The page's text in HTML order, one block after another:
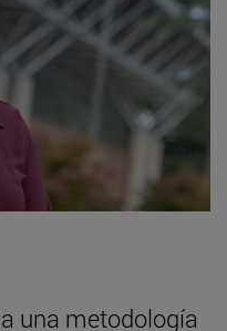
una metodología